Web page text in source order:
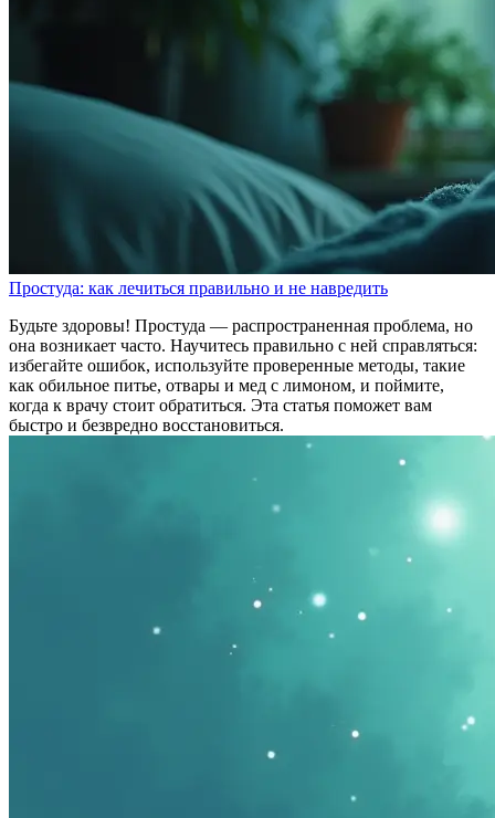
Простуда: как лечиться правильно и не навредить
Будьте здоровы! Простуда — распространенная проблема, но
она возникает часто. Научитесь правильно с ней справляться:
избегайте ошибок, используйте проверенные методы, такие
как обильное питье, отвары и мед с лимоном, и поймите,
когда к врачу стоит обратиться. Эта статья поможет вам
быстро и безвредно восстановиться.